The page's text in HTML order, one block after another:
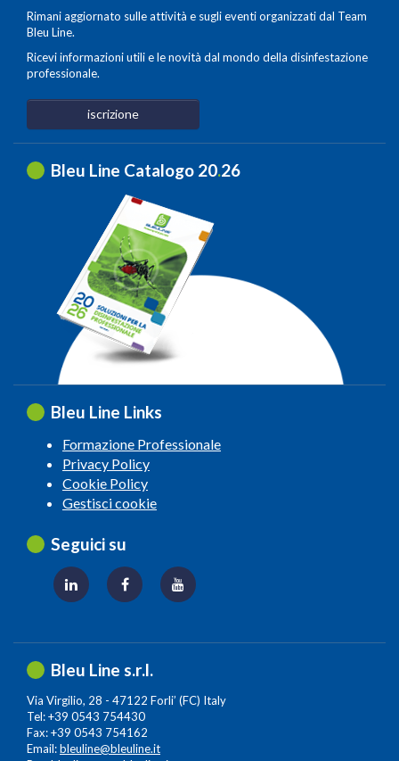
Rimani aggiornato sulle attività e sugli eventi organizzati dal Team
Bleu Line.
Ricevi informazioni utili e le novità dal mondo della disinfestazione
professionale.
iscrizione
Bleu Line Catalogo 20.26
Bleu Line Links
Formazione Professionale
Privacy Policy
Cookie Policy
Gestisci cookie
Seguici su
Bleu Line s.r.l.
Via Virgilio, 28 - 47122 Forli’ (FC) Italy
Tel: +39 0543 754430
Fax: +39 0543 754162
Email:bleuline@bleuline.it